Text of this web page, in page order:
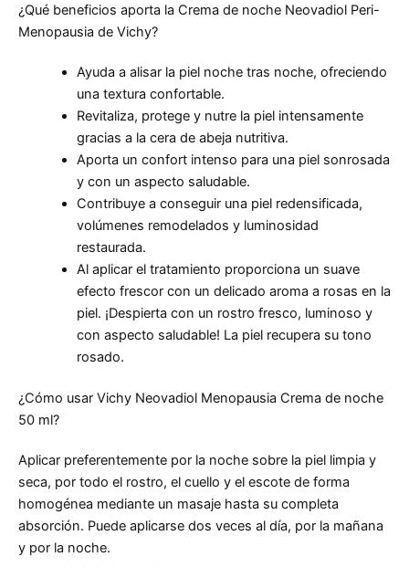
¿Qué beneficios aporta la Crema de noche Neovadiol Peri-
Menopausia de Vichy?
Ayuda a alisar la piel noche tras noche, ofreciendo
una textura confortable.
Revitaliza, protege y nutre la piel intensamente
gracias a la cera de abeja nutritiva.
Aporta un confort intenso para una piel sonrosada
y con un aspecto saludable.
Contribuye a conseguir una piel redensificada,
volúmenes remodelados y luminosidad
restaurada.
Al aplicar el tratamiento proporciona un suave
efecto frescor con un delicado aroma a rosas en la
piel. ¡Despierta con un rostro fresco, luminoso y
con aspecto saludable! La piel recupera su tono
rosado.
¿Cómo usar Vichy Neovadiol Menopausia Crema de noche
50 ml?
Aplicar preferentemente por la noche sobre la piel limpia y
seca, por todo el rostro, el cuello y el escote de forma
homogénea mediante un masaje hasta su completa
absorción. Puede aplicarse dos veces al día, por la mañana
y por la noche.